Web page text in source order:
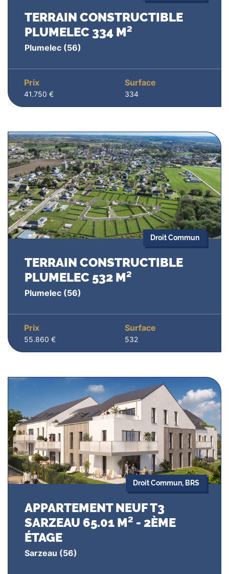
TERRAIN CONSTRUCTIBLE
PLUMELEC 334 M²
Plumelec (56)
Prix
41.750 €
Surface
334
Droit Commun
TERRAIN CONSTRUCTIBLE
PLUMELEC 532 M²
Plumelec (56)
Prix
55.860 €
Surface
532
Droit Commun, BRS
APPARTEMENT NEUF T3
SARZEAU 65.01 M² - 2ÈME
ÉTAGE
Sarzeau (56)